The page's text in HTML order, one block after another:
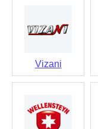
Vizani